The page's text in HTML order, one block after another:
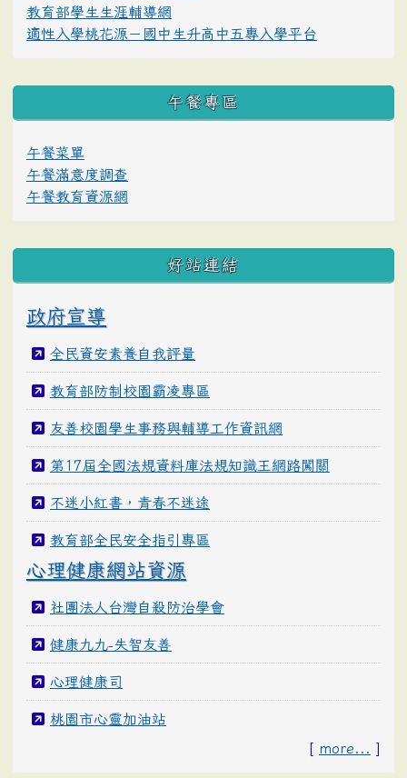
教育部學生生涯輔導網
適性入學桃花源－國中生升高中五專入學平台
午餐專區
午餐菜單
午餐滿意度調查
午餐教育資源網
好站連結
政府宣導
全民資安素養自我評量
教育部防制校園霸凌專區
友善校園學生事務與輔導工作資訊網
第17屆全國法規資料庫法規知識王網路闖關
不迷小紅書，青春不迷途
教育部全民安全指引專區
心理健康網站資源
社團法人台灣自殺防治學會
健康九九-失智友善
心理健康司
桃園市心靈加油站
[ more... ]